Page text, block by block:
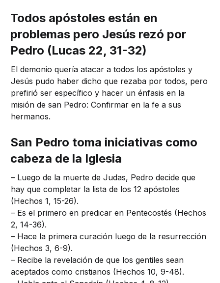
Todos apóstoles están en
problemas pero Jesús rezó por
Pedro (Lucas 22, 31-32)
El demonio quería atacar a todos los apóstoles y
Jesús pudo haber dicho que rezaba por todos, pero
prefirió ser específico y hacer un énfasis en la
misión de san Pedro: Confirmar en la fe a sus
hermanos.
San Pedro toma iniciativas como
cabeza de la Iglesia
– Luego de la muerte de Judas, Pedro decide que
hay que completar la lista de los 12 apóstoles
(Hechos 1, 15-26).
– Es el primero en predicar en Pentecostés (Hechos
2, 14-36).
– Hace la primera curación luego de la resurrección
(Hechos 3, 6-9).
– Recibe la revelación de que los gentiles sean
aceptados como cristianos (Hechos 10, 9-48).